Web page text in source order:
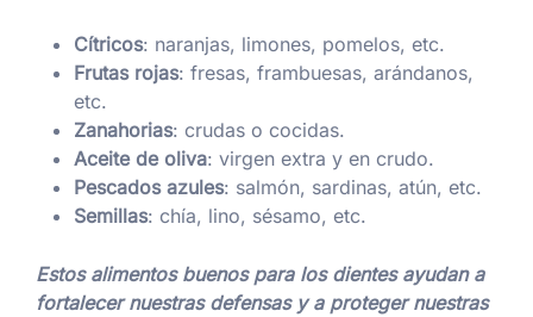
Cítricos: naranjas, limones, pomelos, etc.
Frutas rojas: fresas, frambuesas, arándanos,
etc.
Zanahorias: crudas o cocidas.
Aceite de oliva: virgen extra y en crudo.
Pescados azules: salmón, sardinas, atún, etc.
Semillas: chía, lino, sésamo, etc.
Estos alimentos buenos para los dientes ayudan a
fortalecer nuestras defensas y a proteger nuestras